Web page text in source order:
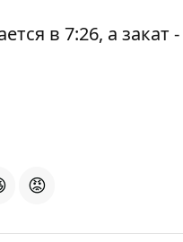
в 7:26, а закат
😡